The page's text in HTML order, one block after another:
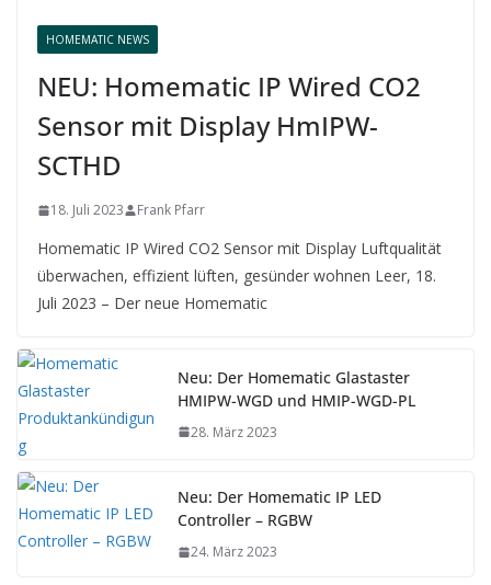
HOMEMATIC NEWS
NEU: Homematic IP Wired CO2
Sensor mit Display HmIPW-
SCTHD
18. Juli 2023 Frank Pfarr
Homematic IP Wired CO2 Sensor mit Display Luftqualität
überwachen, effizient lüften, gesünder wohnen Leer, 18.
Juli 2023 – Der neue Homematic
Neu: Der Homematic Glastaster
HMIPW-WGD und HMIP-WGD-PL
28. März 2023
Neu: Der Homematic IP LED
Controller – RGBW
24. März 2023